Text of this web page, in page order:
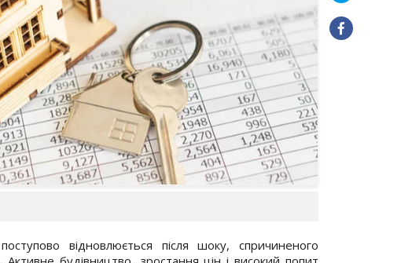
відновлюється після шоку, спричиненого